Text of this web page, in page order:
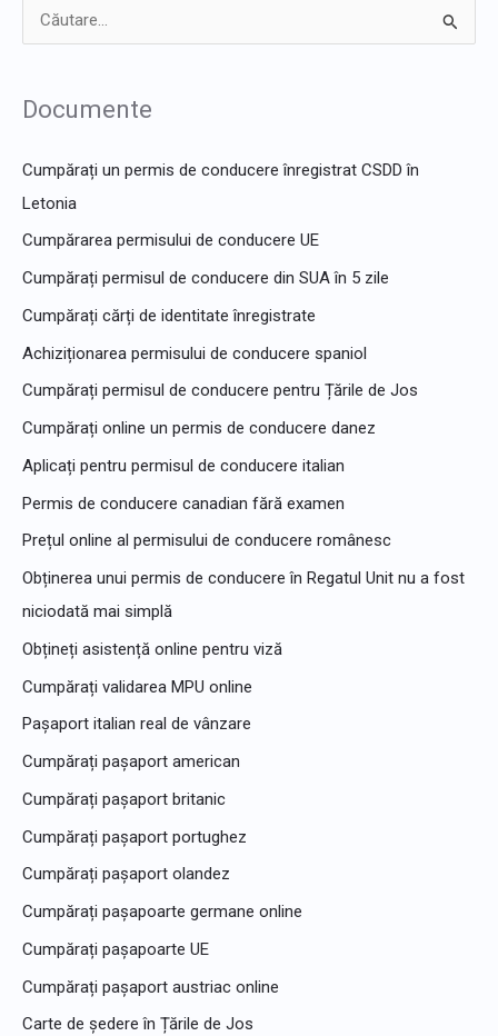
a
r
n
t
r
u
Documente
Cumpărați un permis de conducere înregistrat CSDD în
Letonia
Cumpărarea permisului de conducere UE
Cumpărați permisul de conducere din SUA în 5 zile
Cumpărați cărți de identitate înregistrate
Achiziționarea permisului de conducere spaniol
Cumpărați permisul de conducere pentru Țările de Jos
Cumpărați online un permis de conducere danez
Aplicați pentru permisul de conducere italian
Permis de conducere canadian fără examen
Prețul online al permisului de conducere românesc
Obținerea unui permis de conducere în Regatul Unit nu a fost
niciodată mai simplă
Obțineți asistență online pentru viză
Cumpărați validarea MPU online
Pașaport italian real de vânzare
Cumpărați pașaport american
Cumpărați pașaport britanic
Cumpărați pașaport portughez
Cumpărați pașaport olandez
Cumpărați pașapoarte germane online
Cumpărați pașapoarte UE
Cumpărați pașaport austriac online
Carte de ședere în Țările de Jos